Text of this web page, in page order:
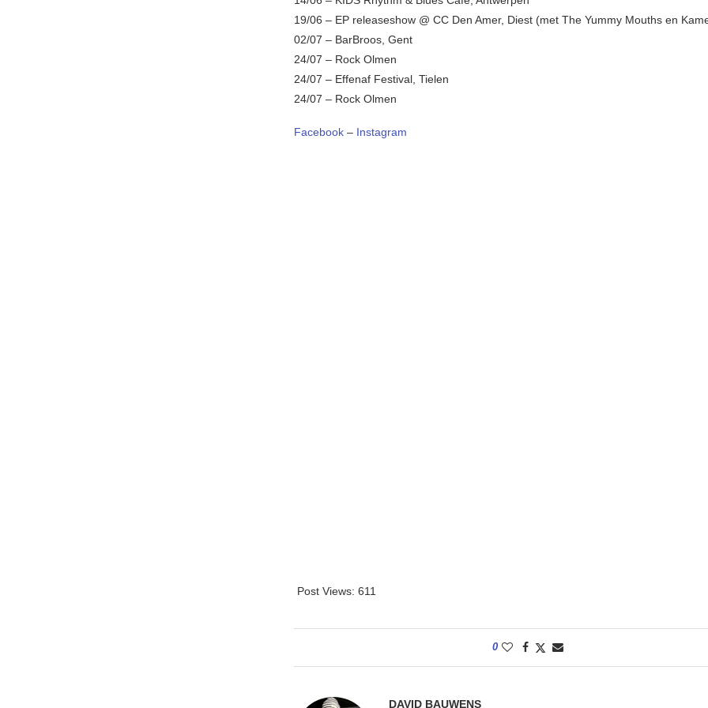
19/06 – EP releaseshow @ CC Den Amer, Diest (met The Yummy Mouths en
02/07 – BarBroos, Gent
24/07 – Rock Olmen
24/07 – Effenaf Festival, Tielen
24/07 – Rock Olmen
Facebook – Instagram
Post Views: 611
0
DAVID BAUWENS